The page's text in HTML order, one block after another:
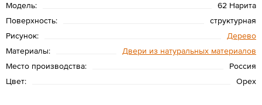
Модель:
62 Нарита
Поверхность:
структурная
Рисунок:
Дерево
Материалы:
Двери из натуральных материалов
Место производства:
Россия
Цвет:
Орех